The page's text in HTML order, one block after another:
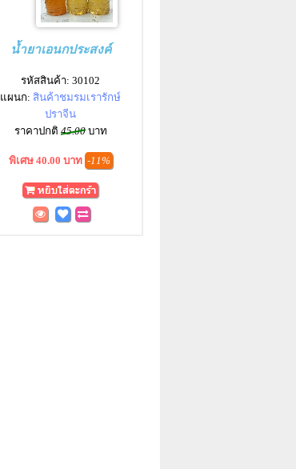
น้ำยาเอนกประสงค์
รหัสสินค้า: 30102
แผนก: สินค้าชมรมเรารักษ์
ปราจีน
ราคาปกติ 45.00บาท
พิเศษ 40.00 บาท -11%